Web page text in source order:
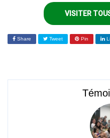
VISITER
Share Tweet Pin